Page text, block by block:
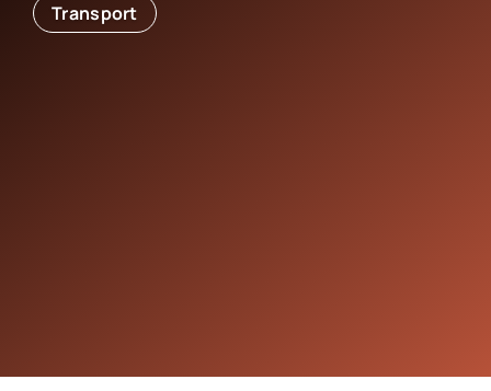
Transport